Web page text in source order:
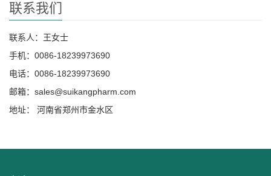
联系我们
联系人：王女士
手机：0086-18239973690
电话：0086-18239973690
邮箱： sales@suikangpharm.com
地址： 河南省郑州市金水区